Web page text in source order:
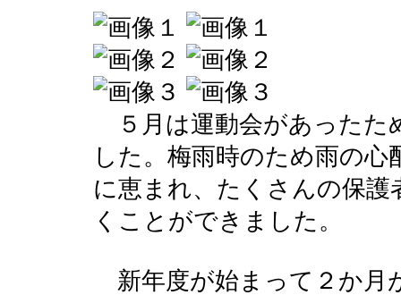
５月は運動会があったた
した。梅雨時のため雨の
に恵まれ、たくさんの保
くことができました。
新年度が始まって２か月